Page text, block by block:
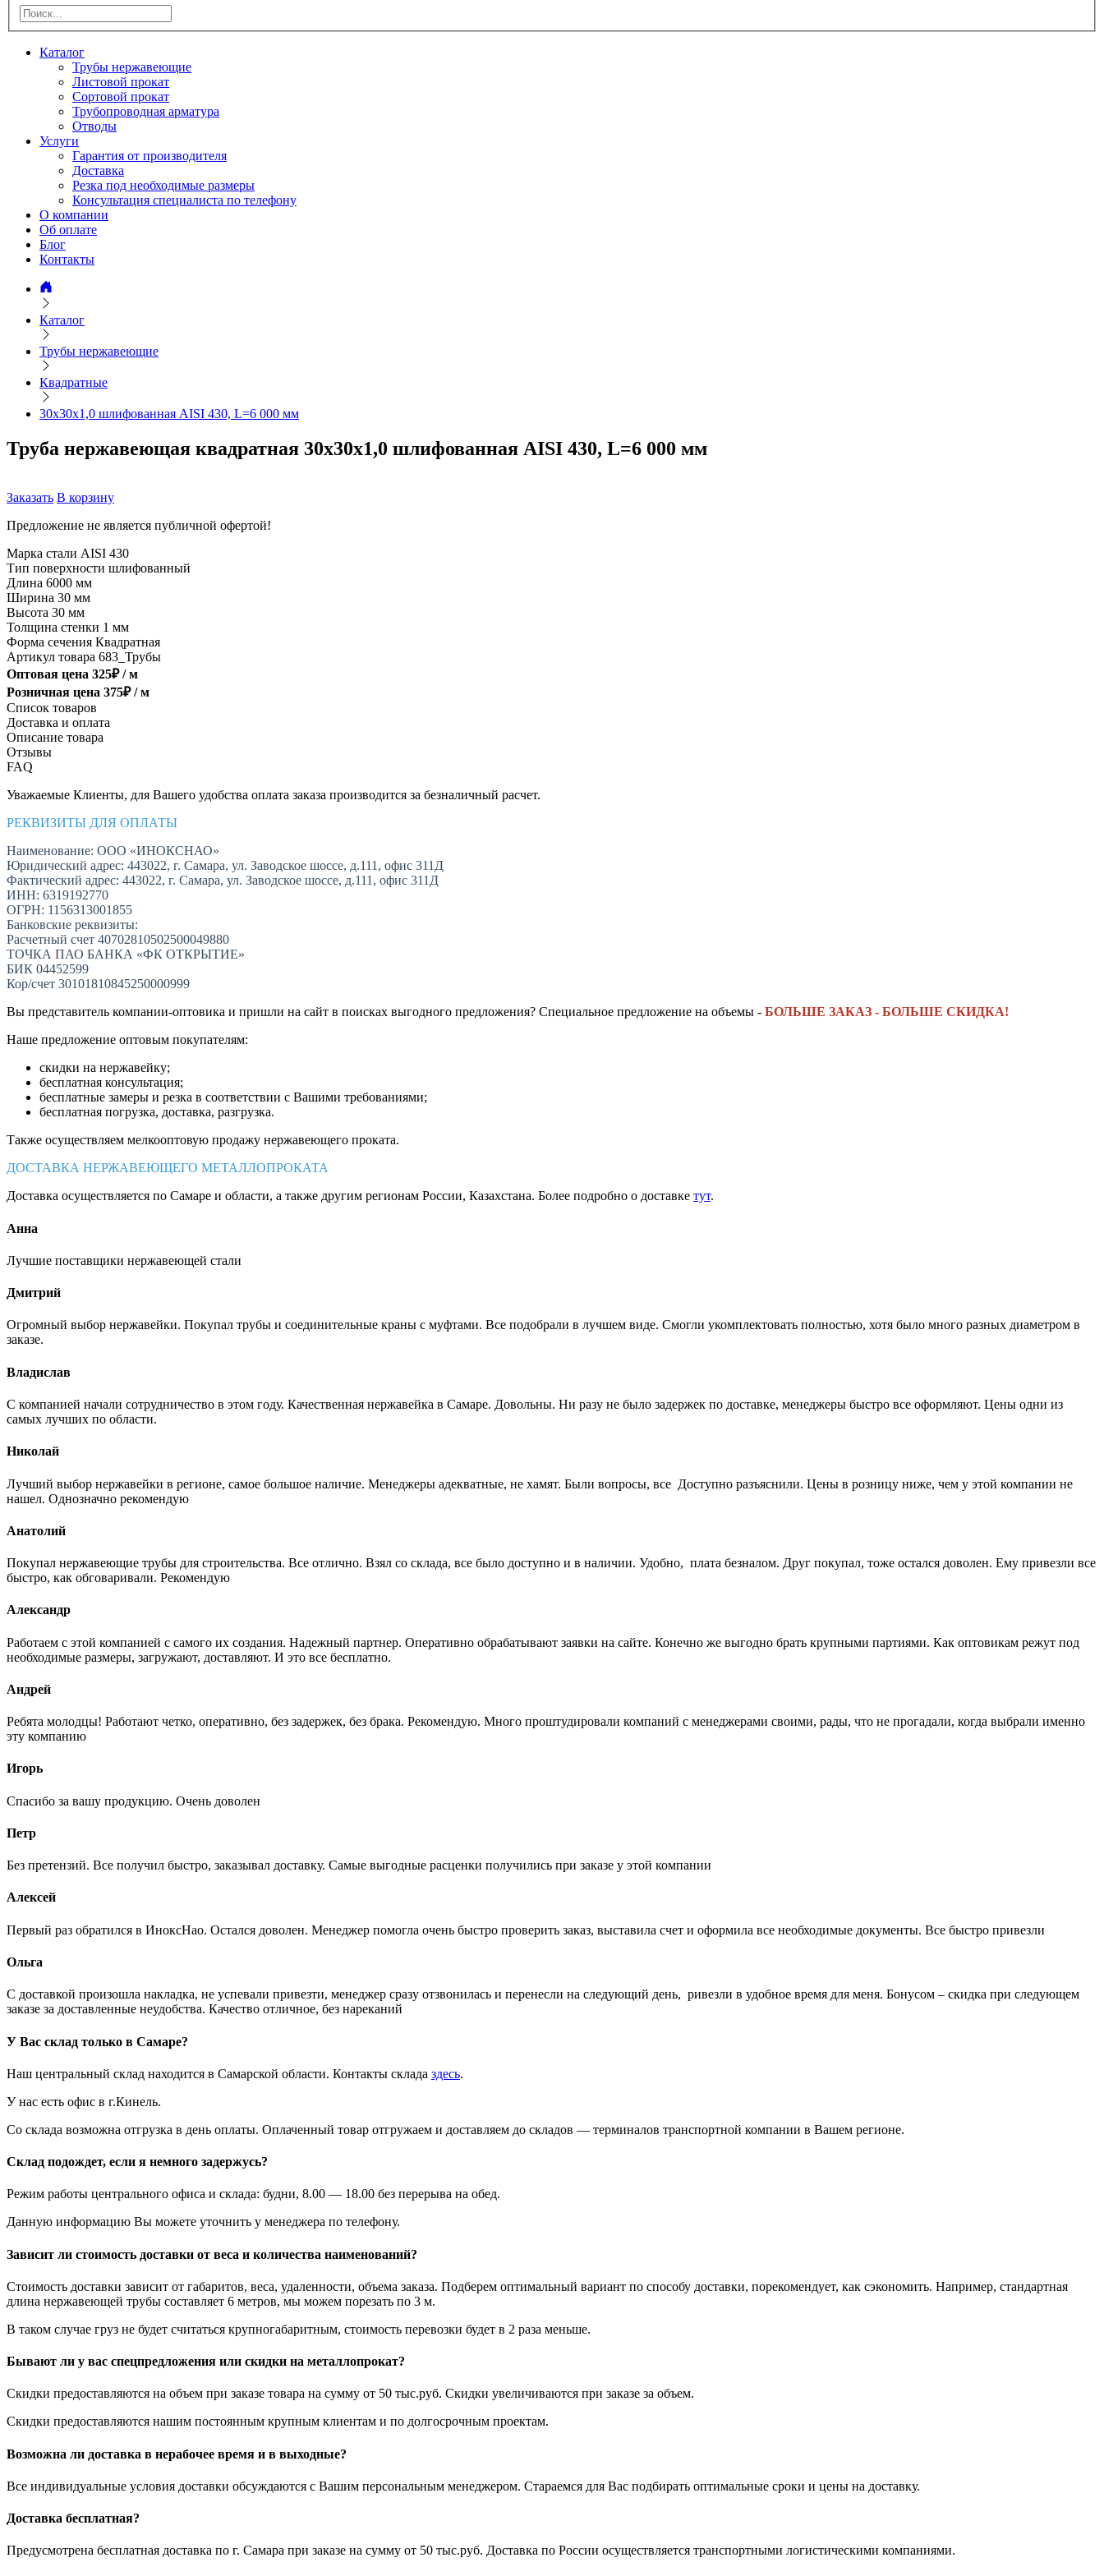
Каталог
Трубы нержавеющие
Листовой прокат
Сортовой прокат
Трубопроводная арматура
Отводы
Услуги
Гарантия от производителя
Доставка
Резка под необходимые размеры
Консультация специалиста по телефону
О компании
Об оплате
Блог
Контакты
Каталог
Трубы нержавеющие
Квадратные
30х30х1,0 шлифованная AISI 430, L=6 000 мм
Труба нержавеющая квадратная 30х30х1,0 шлифованная AISI 430, L=6 000 мм
Заказать В корзину
Предложение не является публичной офертой!
Марка стали AISI 430
Тип поверхности шлифованный
Длина 6000 мм
Ширина 30 мм
Высота 30 мм
Толщина стенки 1 мм
Форма сечения Квадратная
Артикул товара 683_Трубы
Оптовая цена 325₽ /м
Розничная цена 375₽ /м
Список товаров
Доставка и оплата
Описание товара
Отзывы
FAQ
Уважаемые Клиенты, для Вашего удобства оплата заказа производится за безналичный расчет.
РЕКВИЗИТЫ ДЛЯ ОПЛАТЫ
Наименование: ООО «ИНОКСНАО»
Юридический адрес: 443022, г. Самара, ул. Заводское шоссе, д.111, офис 311Д
Фактический адрес: 443022, г. Самара, ул. Заводское шоссе, д.111, офис 311Д
ИНН: 6319192770
ОГРН: 1156313001855
Банковские реквизиты:
Расчетный счет 40702810502500049880
ТОЧКА ПАО БАНКА «ФК ОТКРЫТИЕ»
БИК 04452599
Кор/счет 30101810845250000999
Вы представитель компании-оптовика и пришли на сайт в поисках выгодного предложения? Специальное предложение на объемы - БОЛЬШЕ ЗАКАЗ - БОЛЬШЕ СКИДКА!
Наше предложение оптовым покупателям:
скидки на нержавейку;
бесплатная консультация;
бесплатные замеры и резка в соответствии с Вашими требованиями;
бесплатная погрузка, доставка, разгрузка.
Также осуществляем мелкооптовую продажу нержавеющего проката.
ДОСТАВКА НЕРЖАВЕЮЩЕГО МЕТАЛЛОПРОКАТА
Доставка осуществляется по Самаре и области, а также другим регионам России, Казахстана. Более подробно о доставке тут.
Анна
Лучшие поставщики нержавеющей стали
Дмитрий
Огромный выбор нержавейки. Покупал трубы и соединительные краны с муфтами. Все подобрали в лучшем виде. Смогли укомплектовать полностью, хотя было много разных диаметром в
заказе.
Владислав
С компанией начали сотрудничество в этом году. Качественная нержавейка в Самаре. Довольны. Ни разу не было задержек по доставке, менеджеры быстро все оформляют. Цены одни из
самых лучших по области.
Николай
Лучший выбор нержавейки в регионе, самое большое наличие. Менеджеры адекватные, не хамят. Были вопросы, все Доступно разъяснили. Цены в розницу ниже, чем у этой компании не
нашел. Однозначно рекомендую
Анатолий
Покупал нержавеющие трубы для строительства. Все отлично. Взял со склада, все было доступно и в наличии. Удобно, плата безналом. Друг покупал, тоже остался доволен. Ему привезли все
быстро, как обговаривали. Рекомендую
Александр
Работаем с этой компанией с самого их создания. Надежный партнер. Оперативно обрабатывают заявки на сайте. Конечно же выгодно брать крупными партиями. Как оптовикам режут под
необходимые размеры, загружают, доставляют. И это все бесплатно.
Андрей
Ребята молодцы! Работают четко, оперативно, без задержек, без брака. Рекомендую. Много проштудировали компаний с менеджерами своими, рады, что не прогадали, когда выбрали именно
эту компанию
Игорь
Спасибо за вашу продукцию. Очень доволен
Петр
Без претензий. Все получил быстро, заказывал доставку. Самые выгодные расценки получились при заказе у этой компании
Алексей
Первый раз обратился в ИноксНао. Остался доволен. Менеджер помогла очень быстро проверить заказ, выставила счет и оформила все необходимые документы. Все быстро привезли
Ольга
С доставкой произошла накладка, не успевали привезти, менеджер сразу отзвонилась и перенесли на следующий день, ривезли в удобное время для меня. Бонусом – скидка при следующем
заказе за доставленные неудобства. Качество отличное, без нареканий
У Вас склад только в Самаре?
Наш центральный склад находится в Самарской области. Контакты склада здесь.
У нас есть офис в г.Кинель.
Со склада возможна отгрузка в день оплаты. Оплаченный товар отгружаем и доставляем до складов — терминалов транспортной компании в Вашем регионе.
Склад подождет, если я немного задержусь?
Режим работы центрального офиса и склада: будни, 8.00 — 18.00 без перерыва на обед.
Данную информацию Вы можете уточнить у менеджера по телефону.
Зависит ли стоимость доставки от веса и количества наименований?
Стоимость доставки зависит от габаритов, веса, удаленности, объема заказа. Подберем оптимальный вариант по способу доставки, порекомендует, как сэкономить. Например, стандартная
длина нержавеющей трубы составляет 6 метров, мы можем порезать по 3 м.
В таком случае груз не будет считаться крупногабаритным, стоимость перевозки будет в 2 раза меньше.
Бывают ли у вас спецпредложения или скидки на металлопрокат?
Скидки предоставляются на объем при заказе товара на сумму от 50 тыс.руб. Скидки увеличиваются при заказе за объем.
Скидки предоставляются нашим постоянным крупным клиентам и по долгосрочным проектам.
Возможна ли доставка в нерабочее время и в выходные?
Все индивидуальные условия доставки обсуждаются с Вашим персональным менеджером. Стараемся для Вас подбирать оптимальные сроки и цены на доставку.
Доставка бесплатная?
Предусмотрена бесплатная доставка по г. Самара при заказе на сумму от 50 тыс.руб. Доставка по России осуществляется транспортными логистическими компаниями.